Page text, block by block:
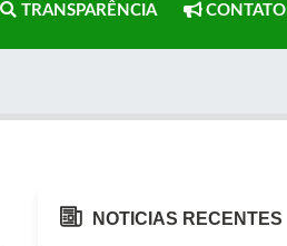
TRANSPARÊNCIA CONTATO
NOTICIAS RECENTES